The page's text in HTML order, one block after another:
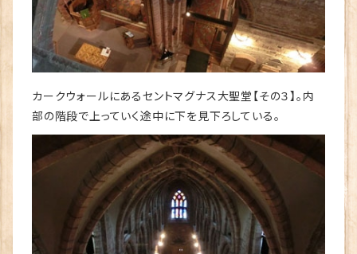
カークウォールにあるセントマグナス大聖堂【その３】。内
部の階段で上っていく途中に下を見下ろしている。